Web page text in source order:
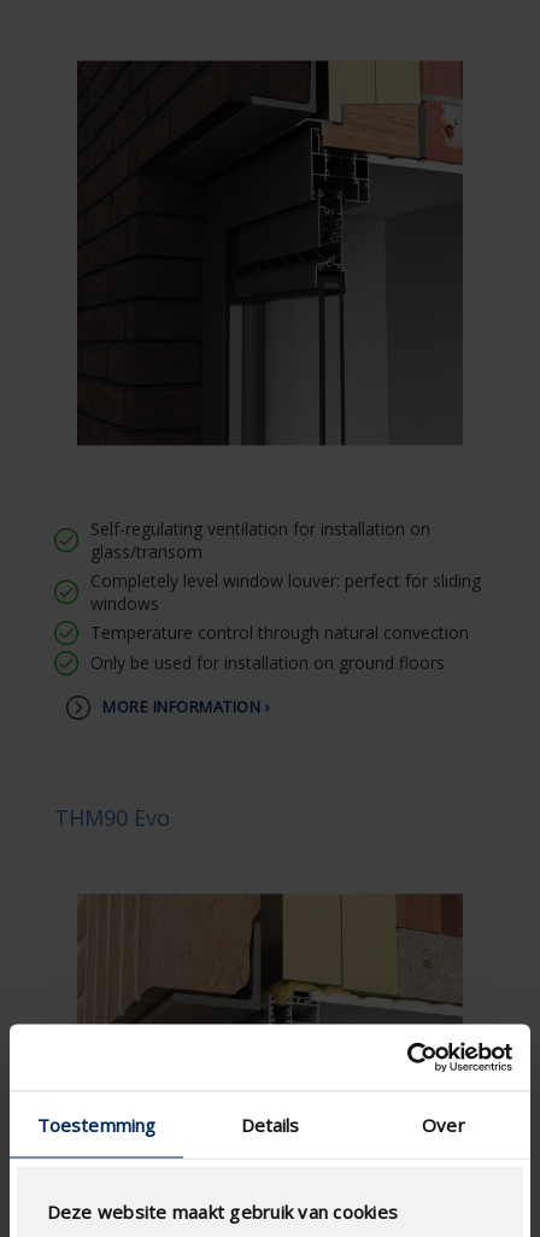
Toestemming Details Over
Deze website maakt gebruik van cookies
Self-regulating ventilation for installation on
glass/transom
Completely level window louver: perfect for sliding
windows
Temperature control through natural convection
Only be used for installation on ground floors
MORE INFORMATION ›
THM90 Evo